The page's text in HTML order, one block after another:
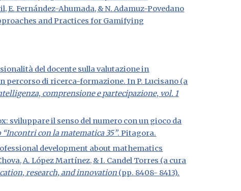
Fernández-Ahumada, & N. Adamuz-Povedano
and Practices for Gamifying
del docente sulla valutazione in
percorso di ricerca-formazione. In P. Lucisano (a
comprensione e partecipazione, vol. 1
sviluppare il senso del numero con un gioco da
con la matematica 35”. Pitagora.
development about mathematics
A. López Martínez, & I. Candel Torres (a cura
research, and innovation (pp. 8408- 8413).